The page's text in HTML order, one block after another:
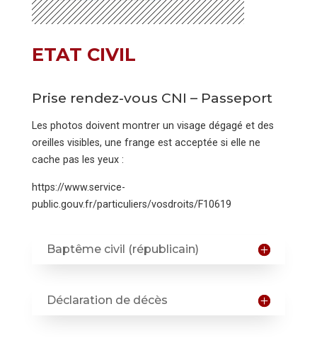
ETAT CIVIL
Prise rendez-vous CNI – Passeport
Les photos doivent montrer un visage dégagé et des
oreilles visibles, une frange est acceptée si elle ne
cache pas les yeux :
https://www.service-
public.gouv.fr/particuliers/vosdroits/F10619
Baptême civil (républicain)
Déclaration de décès